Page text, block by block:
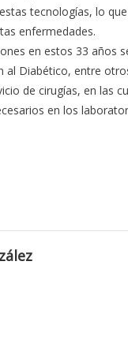
tecnologías, lo
enfermedades.
en estos 33 años
al Diabético, entre
de cirugías, en las
en los